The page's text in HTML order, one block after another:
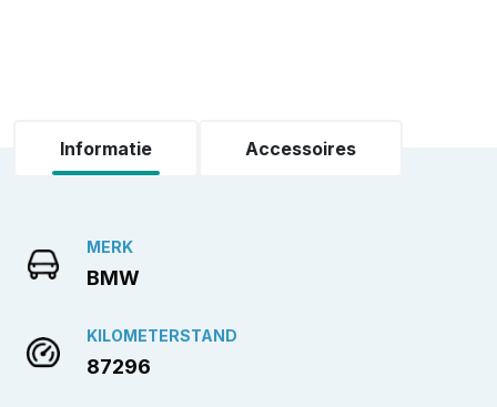
Informatie Accessoires
MERK
BMW
KILOMETERSTAND
87296